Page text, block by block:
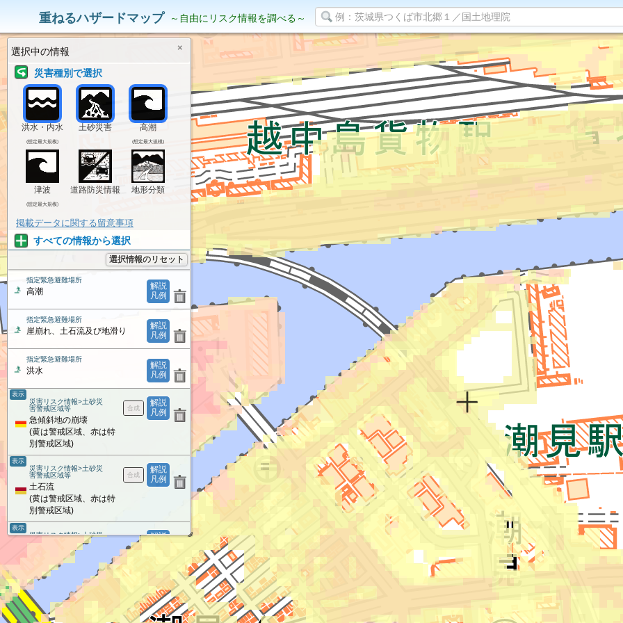
重ねるハザードマップ ～自由にリスク情報を調べる～
災害リスク情報
選択中の情報 ×
災害種別で選択
洪水・内水
(想定最大規模)
土砂災害 高潮
(想定最大規模)
津波
(想定最大規模)
道路防災情報 地形分類
掲載データに関する留意事項
すべての情報から選択
選択情報のリセット
解説
凡例
指定緊急避難場所
高潮
解説
凡例
指定緊急避難場所
崖崩れ、土石流及び地滑り
解説
凡例
指定緊急避難場所
洪水
解説
凡例
表示
災害リスク情報>土砂災
害警戒区域等
急傾斜地の崩壊
(黄は警戒区域、赤は特
別警戒区域)
解説
凡例
表示
災害リスク情報>土砂災
害警戒区域等
土石流
(黄は警戒区域、赤は特
別警戒区域)
解説
表示
災害リスク情報>土砂災
害警戒区域等
(黄は警戒区域、赤は特
別警戒区域)
解説
凡例
災害リスク情報
雪崩危険箇所